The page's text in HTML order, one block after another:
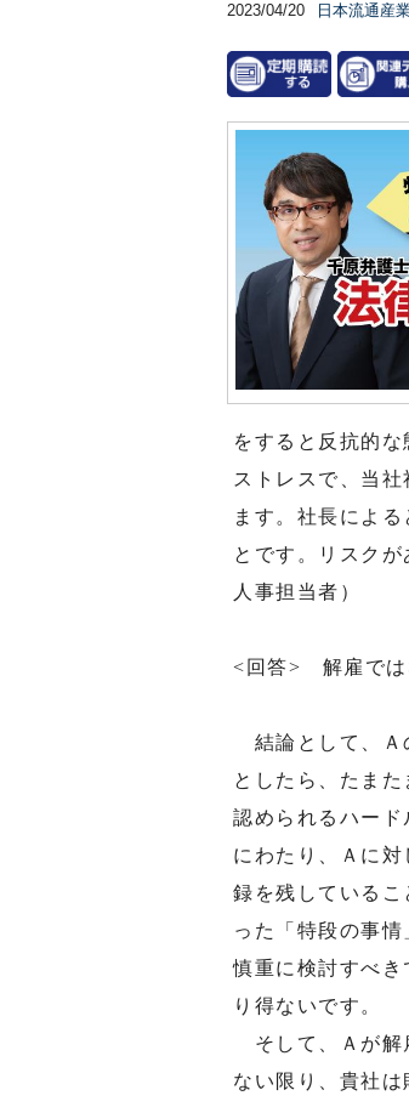
2023/04/20 日本流通産
をすると反抗的
ストレスで、当
ます。社長によ
とです。リスク
人事担当者）
<回答> 解雇では
結論として、Ａ
としたら、たま
認められるハー
にわたり、Ａに
録を残している
った「特段の事
慎重に検討すべ
り得ないです。
そして、Ａが解
ない限り、貴社